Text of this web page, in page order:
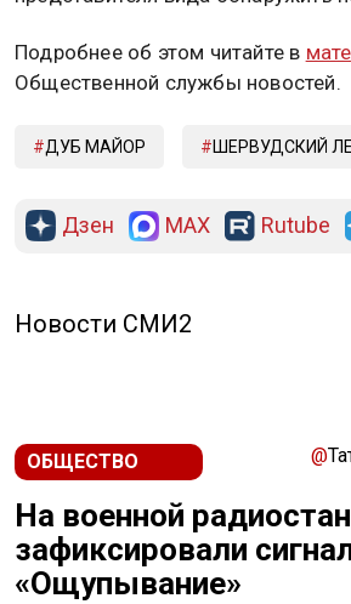
Подробнее об этом читайте в
Общественной службы новостей.
ДУБ МАЙОР ШЕРВУДСКИЙ
Дзен MAX Rutube
Новости СМИ2
ОБЩЕСТВО @
На военной
зафиксировали
«Ощупывание»